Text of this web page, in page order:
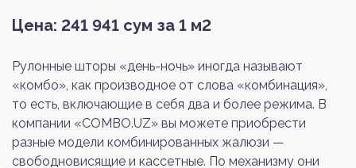
Цена: 241 941 сум за 1 м2
Рулонные шторы «день-ночь» иногда называют
«комбо», как производное от слова «комбинация»,
то есть, включающие в себя два и более режима. В
компании «COMBO.UZ» вы можете приобрести
разные модели комбинированных жалюзи —
свободновисящие и кассетные. По механизму они